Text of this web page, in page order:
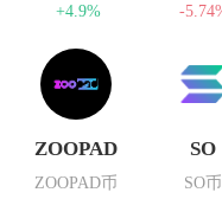
+4.9% -
ZOOPAD
ZOOPAD币
SO
SO币